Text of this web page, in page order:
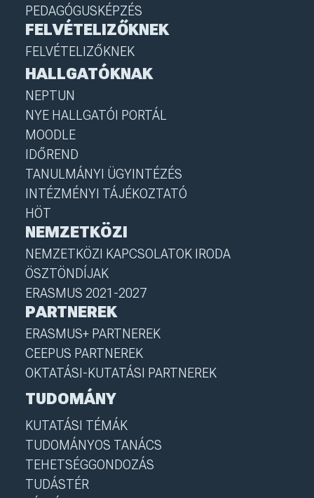
PEDAGÓGUSKÉPZÉS
FELVÉTELIZŐKNEK
FELVÉTELIZŐKNEK
HALLGATÓKNAK
NEPTUN
NYE HALLGATÓI PORTÁL
MOODLE
IDŐREND
TANULMÁNYI ÜGYINTÉZÉS
INTÉZMÉNYI TÁJÉKOZTATÓ
HÖT
NEMZETKÖZI
NEMZETKÖZI KAPCSOLATOK IRODA
ÖSZTÖNDÍJAK
ERASMUS 2021-2027
PARTNEREK
ERASMUS+ PARTNEREK
CEEPUS PARTNEREK
OKTATÁSI-KUTATÁSI PARTNEREK
TUDOMÁNY
KUTATÁSI TÉMÁK
TUDOMÁNYOS TANÁCS
TEHETSÉGGONDOZÁS
TUDÁSTÉR